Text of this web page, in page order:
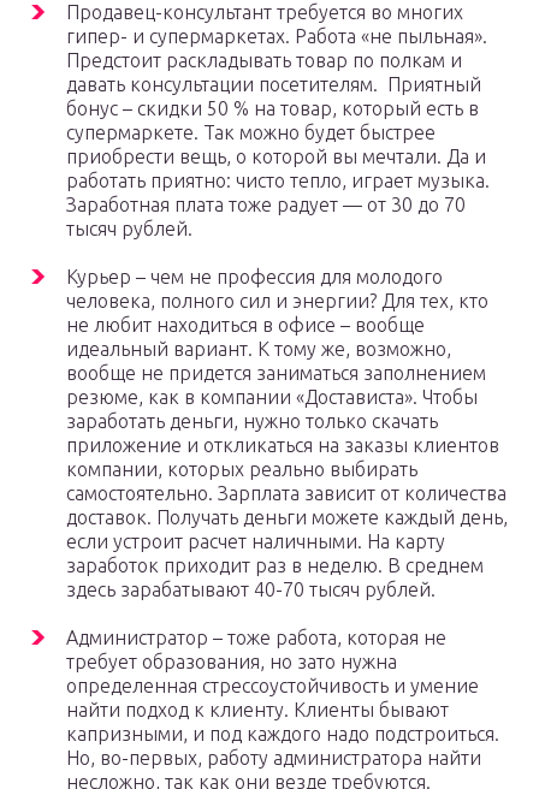
Продавец-консультант требуется во многих
гипер- и супермаркетах. Работа «не пыльная».
Предстоит раскладывать товар по полкам и
давать консультации посетителям. Приятный
бонус – скидки 50 % на товар, который есть в
супермаркете. Так можно будет быстрее
приобрести вещь, о которой вы мечтали. Да и
работать приятно: чисто тепло, играет музыка.
Заработная плата тоже радует — от 30 до 70
тысяч рублей.
Курьер – чем не профессия для молодого
человека, полного сил и энергии? Для тех, кто
не любит находиться в офисе – вообще
идеальный вариант. К тому же, возможно,
вообще не придется заниматься заполнением
резюме, как в компании «Достависта». Чтобы
заработать деньги, нужно только скачать
приложение и откликаться на заказы клиентов
компании, которых реально выбирать
самостоятельно. Зарплата зависит от количества
доставок. Получать деньги можете каждый день,
если устроит расчет наличными. На карту
заработок приходит раз в неделю. В среднем
здесь зарабатывают 40-70 тысяч рублей.
Администратор – тоже работа, которая не
требует образования, но зато нужна
определенная стрессоустойчивость и умение
найти подход к клиенту. Клиенты бывают
капризными, и под каждого надо подстроиться.
Но, во-первых, работу администратора найти
несложно, так как они везде требуются.